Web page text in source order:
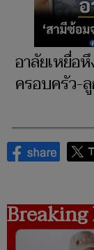
อาลัยเหยื่อ
ครอบครัว-